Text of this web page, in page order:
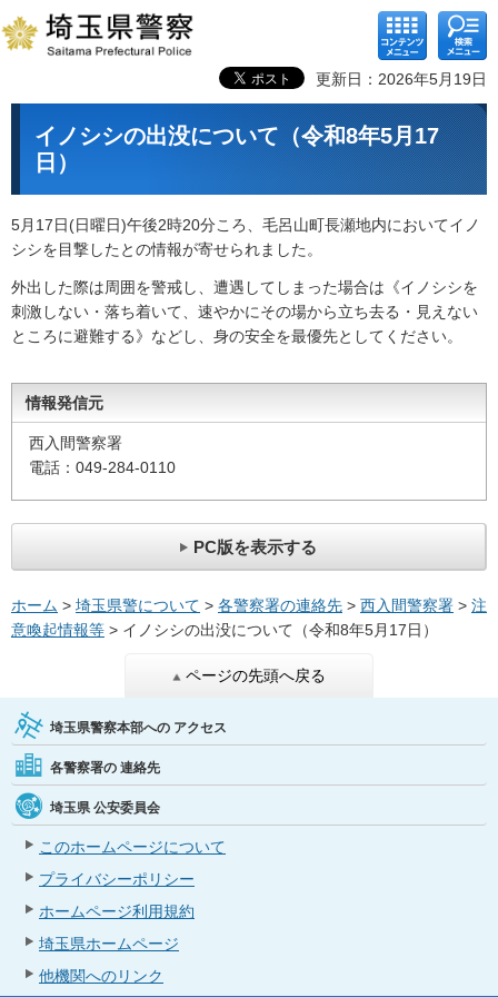
コンテ
ンツメ
ニュー
検索メ
ニュー
更新日：2026年5月19日
イノシシの出没について（令和8年5月17
日）
5月17日(日曜日)午後2時20分ころ、毛呂山町長瀬地内においてイノ
シシを目撃したとの情報が寄せられました。
外出した際は周囲を警戒し、遭遇してしまった場合は《イノシシを
刺激しない・落ち着いて、速やかにその場から立ち去る・見えない
ところに避難する》などし、身の安全を最優先としてください。
情報発信元
西入間警察署
電話：049-284-0110
PC版を表示する
ホーム > 埼玉県警について > 各警察署の連絡先 > 西入間警察署 > 注
意喚起情報等 > イノシシの出没について（令和8年5月17日）
ページの先頭へ戻る
埼玉県警察本部への アクセス
各警察署の 連絡先
埼玉県 公安委員会
このホームページについて
プライバシーポリシー
ホームページ利用規約
埼玉県ホームページ
他機関へのリンク